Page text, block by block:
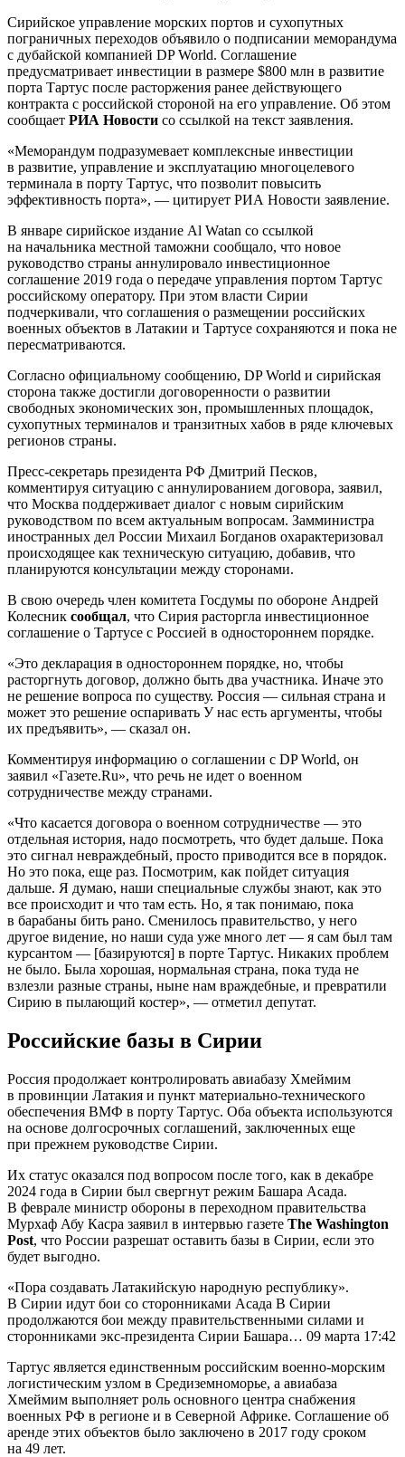
Сирийское управление морских портов и сухопутных
пограничных переходов объявило о подписании меморандума
с дубайской компанией DP World. Соглашение
предусматривает инвестиции в размере $800 млн в развитие
порта Тартус после расторжения ранее действующего
контракта с российской стороной на его управление. Об этом
сообщает РИА Новости со ссылкой на текст заявления.
«Меморандум подразумевает комплексные инвестиции
в развитие, управление и эксплуатацию многоцелевого
терминала в порту Тартус, что позволит повысить
эффективность порта», — цитирует РИА Новости заявление.
В январе сирийское издание Al Watan со ссылкой
на начальника местной таможни сообщало, что новое
руководство страны аннулировало инвестиционное
соглашение 2019 года о передаче управления портом Тартус
российскому оператору. При этом власти Сирии
подчеркивали, что соглашения о размещении российских
военных объектов в Латакии и Тартусе сохраняются и пока не
пересматриваются.
Согласно официальному сообщению, DP World и сирийская
сторона также достигли договоренности о развитии
свободных экономических зон, промышленных площадок,
сухопутных терминалов и транзитных хабов в ряде ключевых
регионов страны.
Пресс-секретарь президента РФ Дмитрий Песков,
комментируя ситуацию с аннулированием договора, заявил,
что Москва поддерживает диалог с новым сирийским
руководством по всем актуальным вопросам. Замминистра
иностранных дел России Михаил Богданов охарактеризовал
происходящее как техническую ситуацию, добавив, что
планируются консультации между сторонами.
В свою очередь член комитета Госдумы по обороне Андрей
Колесник сообщал, что Сирия расторгла инвестиционное
соглашение о Тартусе с Россией в одностороннем порядке.
«Это декларация в одностороннем порядке, но, чтобы
расторгнуть договор, должно быть два участника. Иначе это
не решение вопроса по существу. Россия — сильная страна и
может это решение оспаривать У нас есть аргументы, чтобы
их предъявить», — сказал он.
Комментируя информацию о соглашении с DP World, он
заявил «Газете.Ru», что речь не идет о военном
сотрудничестве между странами.
«Что касается договора о военном сотрудничестве — это
отдельная история, надо посмотреть, что будет дальше. Пока
это сигнал невраждебный, просто приводится все в порядок.
Но это пока, еще раз. Посмотрим, как пойдет ситуация
дальше. Я думаю, наши специальные службы знают, как это
все происходит и что там есть. Но, я так понимаю, пока
в барабаны бить рано. Сменилось правительство, у него
другое видение, но наши суда уже много лет — я сам был там
курсантом — [базируются] в порте Тартус. Никаких проблем
не было. Была хорошая, нормальная страна, пока туда не
взлезли разные страны, ныне нам враждебные, и превратили
Сирию в пылающий костер», — отметил депутат.
Российские базы в Сирии
Россия продолжает контролировать авиабазу Хмеймим
в провинции Латакия и пункт материально-технического
обеспечения ВМФ в порту Тартус. Оба объекта используются
на основе долгосрочных соглашений, заключенных еще
при прежнем руководстве Сирии.
Их статус оказался под вопросом после того, как в декабре
2024 года в Сирии был свергнут режим Башара Асада.
В феврале министр обороны в переходном правительства
Мурхаф Абу Касра заявил в интервью газете The Washington
Post, что России разрешат оставить базы в Сирии, если это
будет выгодно.
«Пора создавать Латакийскую народную республику».
В Сирии идут бои со сторонниками Асада В Сирии
продолжаются бои между правительственными силами и
сторонниками экс-президента Сирии Башара… 09 марта 17:42
Тартус является единственным российским военно-морским
логистическим узлом в Средиземноморье, а авиабаза
Хмеймим выполняет роль основного центра снабжения
военных РФ в регионе и в Северной Африке. Соглашение об
аренде этих объектов было заключено в 2017 году сроком
на 49 лет.